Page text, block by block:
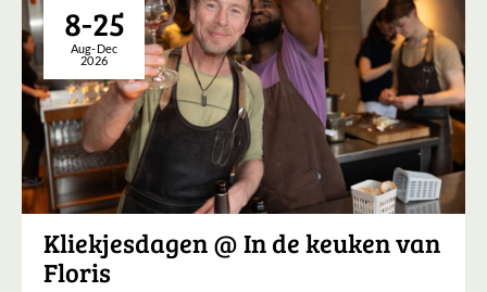
8-25
Aug-Dec
2026
Kliekjesdagen @ In de keuken van
Floris